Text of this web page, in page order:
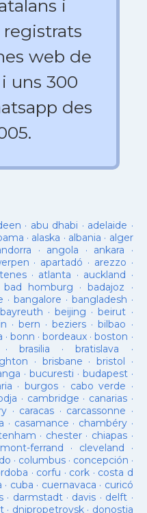
i
web de
uns 300
des
· abu dhabi · adelaide ·
· alaska · albania · alger
· angola · ankara ·
· apartadó · arezzo ·
· atlanta · auckland ·
bad homburg ·badajoz ·
·bangalore · bangladesh ·
bayreuth ·beijing ·beirut ·
·bern ·beziers ·bilbao ·
·bonn ·bordeaux ·boston ·
·brasilia ·bratislava ·
· brisbane · bristol ·
· bucuresti · budapest·
· burgos· cabo verde ·
· cambridge · canarias·
· caracas · carcassonne ·
· casamance · chambéry·
· chester· chiapas ·
ferrand · cleveland ·
· columbus· concepción ·
· corfu · cork · costa d
· cuba · cuernavaca · curicó
· darmstadt· davis · delft ·
· dnipropetrovsk· donostia